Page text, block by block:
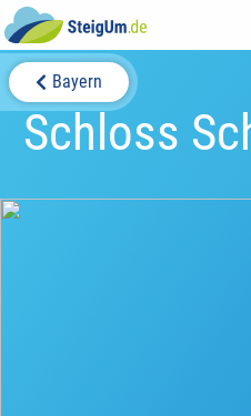
Bayern
Schloss